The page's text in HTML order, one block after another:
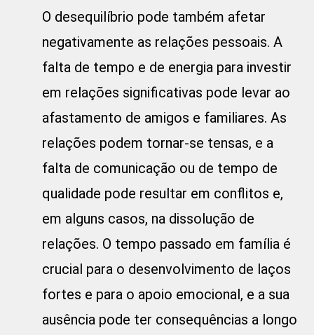
O desequilíbrio pode também afetar
negativamente as relações pessoais. A
falta de tempo e de energia para investir
em relações significativas pode levar ao
afastamento de amigos e familiares. As
relações podem tornar-se tensas, e a
falta de comunicação ou de tempo de
qualidade pode resultar em conflitos e,
em alguns casos, na dissolução de
relações. O tempo passado em família é
crucial para o desenvolvimento de laços
fortes e para o apoio emocional, e a sua
ausência pode ter consequências a longo